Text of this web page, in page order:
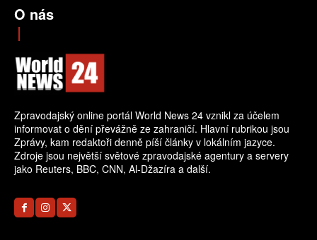
O nás
Zpravodajský online portál World News 24 vznikl za účelem
informovat o dění převážně ze zahraničí. Hlavní rubrikou jsou
Zprávy, kam redaktoři denně píší články v lokálním jazyce.
Zdroje jsou největší světové zpravodajské agentury a servery
jako Reuters, BBC, CNN, Al-Džazíra a další.